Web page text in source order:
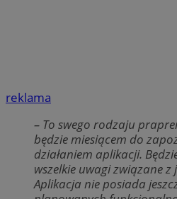
reklama
– To swego rodzaju
będzie miesiącem do
działaniem aplikacji.
wszelkie uwagi związane z
Aplikacja nie posiada